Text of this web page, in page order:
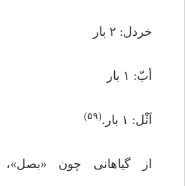
خردل: ۲ بار
أبّ: ۱ بار
اَثْل: ۱ بار. (۵۹)
از گیاهانی چون «بصل»،